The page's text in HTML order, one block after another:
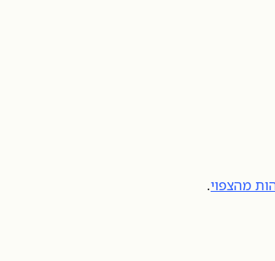
מהצפוי.